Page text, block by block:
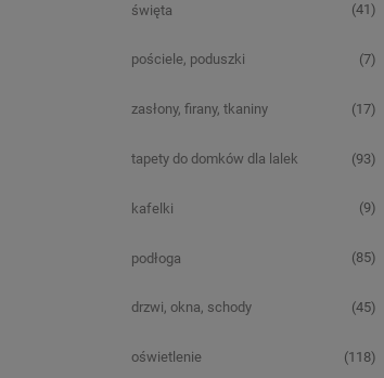
święta (41)
pościele, poduszki (7)
zasłony, firany, tkaniny (17)
tapety do domków dla lalek (93)
kafelki (9)
podłoga (85)
drzwi, okna, schody (45)
oświetlenie (118)